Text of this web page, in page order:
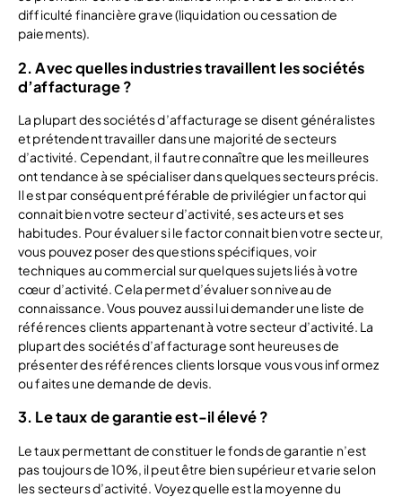
difficulté financière grave (liquidation ou cessation de
paiements).
2. Avec quelles industries travaillent les sociétés
d’affacturage ?
La plupart des sociétés d’affacturage se disent généralistes
et prétendent travailler dans une majorité de secteurs
d’activité. Cependant, il faut reconnaître que les meilleures
ont tendance à se spécialiser dans quelques secteurs précis.
Il est par conséquent préférable de privilégier un factor qui
connait bien votre secteur d’activité, ses acteurs et ses
habitudes. Pour évaluer si le factor connait bien votre secteur,
vous pouvez poser des questions spécifiques, voir
techniques au commercial sur quelques sujets liés à votre
cœur d’activité. Cela permet d’évaluer son niveau de
connaissance. Vous pouvez aussi lui demander une liste de
références clients appartenant à votre secteur d’activité. La
plupart des sociétés d’affacturage sont heureuses de
présenter des références clients lorsque vous vous informez
ou faites une demande de devis.
3. Le taux de garantie est-il élevé ?
Le taux permettant de constituer le fonds de garantie n’est
pas toujours de 10%, il peut être bien supérieur et varie selon
les secteurs d’activité. Voyez quelle est la moyenne du